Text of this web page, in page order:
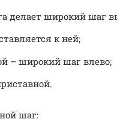
делает широкий шаг
к ней;
– широкий шаг влево;
шаг: